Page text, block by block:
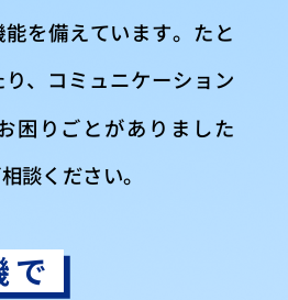
を備えています。たと
、 コミュニケーション
困りごとがありました
談ください。
で